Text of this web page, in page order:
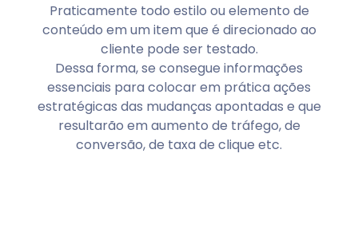
Praticamente todo estilo ou elemento de
conteúdo em um item que é direcionado ao
cliente pode ser testado.
Dessa forma, se consegue informações
essenciais para colocar em prática ações
estratégicas das mudanças apontadas e que
resultarão em aumento de tráfego, de
conversão, de taxa de clique etc.